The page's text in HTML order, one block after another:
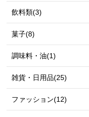
飲料類(3)
菓子(8)
調味料・油(1)
雑貨・日用品(25)
ファッション(12)